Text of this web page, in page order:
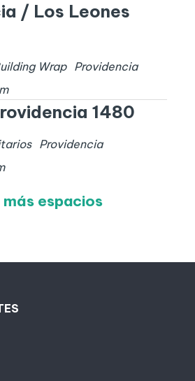
/ Los Leones
Wrap
Providencia
1480
Providencia
más espacios